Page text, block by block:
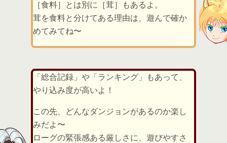
［食料］とは別に［茸］もあるよ。
茸を食料と分けてある理由は、遊んで確か
めてみてね〜
「総合記録」や「ランキング」もあって、
やり込み度が高いよ！
この先、どんなダンジョンがあるのか楽し
みだよ〜
ローグの緊張感ある厳しさに、遊びやすさ